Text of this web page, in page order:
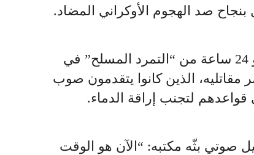
صد الهجوم الأوكراني المضاد.
وقال بريغوجين، بعد نحو 24 ساعة من “التمرد المسلح” في
مقاتليه، الذين كانوا يتقدمون صوب
قواعدهم لتجنب إراقة الدماء.
صوتي بثّه مكتبه: “الآن هو الوقت